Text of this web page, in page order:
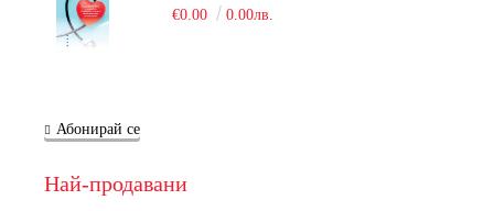
€0.00
0.00лв.
Абонирай се
Най-продавани